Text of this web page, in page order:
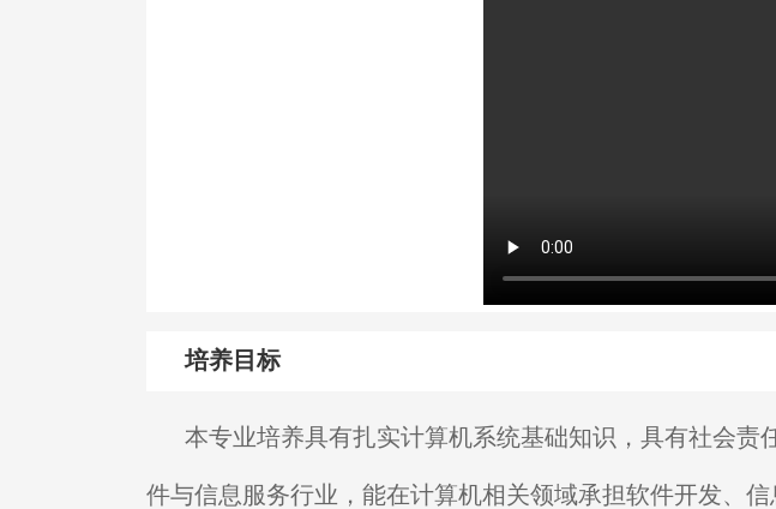
培养目标
本专业培养具有扎实计算机系统基础知识，具有社会
件与信息服务行业，能在计算机相关领域承担软件开发、